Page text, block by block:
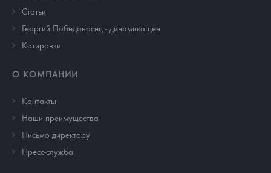
Cтатьи
Георгий Победоносец - динамика цен
Котировки
О КОМПАНИИ
Контакты
Наши преимущества
Письмо директору
Пресс-служба